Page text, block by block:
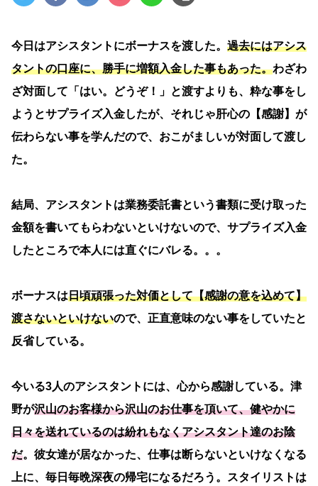
今日はアシスタントにボーナスを渡した。 過去にはアシス
タントの口座に、勝手に増額入金した事もあった。わざわ
ざ対面して「はい。どうぞ！」と渡すよりも、粋な事をし
ようとサプライズ入金したが、それじゃ肝心の【感謝】が
伝わらない事を学んだので、おこがましいが対面して渡し
た。
結局、アシスタントは業務委託書という書類に受け取った
金額を書いてもらわないといけないので、サプライズ入金
したところで本人には直ぐにバレる。。。
ボーナスは日頃頑張った対価として【感謝の意を込めて】
渡さないといけないので、正直意味のない事をしていたと
反省している。
今いる3人のアシスタントには、心から感謝している。津
野が沢山のお客様から沢山のお仕事を頂いて、健やかに
日々を送れているのは紛れもなくアシスタント達のお陰
だ。彼女達が居なかった、仕事は断らないといけなくなる
上に、毎日毎晩深夜の帰宅になるだろう。スタイリストは